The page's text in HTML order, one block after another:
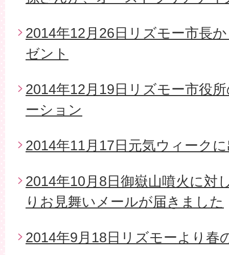
2014年12月26日リズモー市長
ゼント
2014年12月19日リズモー市役
ーション
2014年11月17日元気ウィーク
2014年10月8日御嶽山噴火に対
りお見舞いメールが届きました
2014年9月18日リズモーより春